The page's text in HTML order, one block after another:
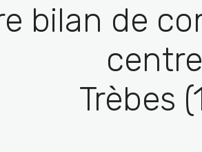
bilan de
centre
Trèbes